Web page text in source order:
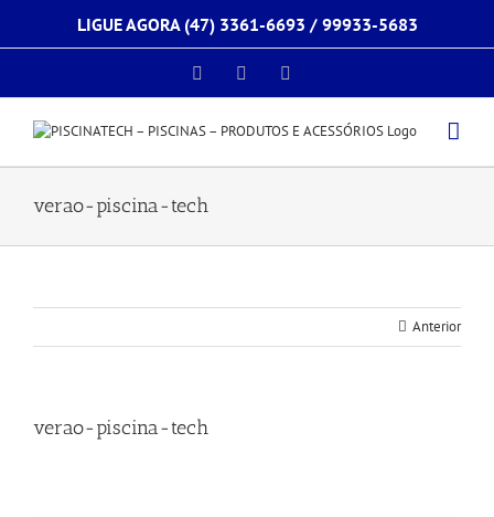
o
LIGUE AGORA (47) 3361-6693 / 99933-5683
FacebookInstagram
verao-piscina-tech
Anterior
verao-piscina-tech